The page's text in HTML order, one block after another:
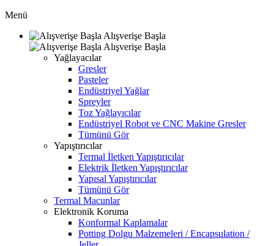
Menü
Alışverişe Başla
Alışverişe Başla
Yağlayacılar
Gresler
Pasteler
Endüstriyel Yağlar
Spreyler
Toz Yağlayıcılar
Endüstriyel Robot ve CNC Makine Gresler
Tümünü Gör
Yapıştırıcılar
Termal İletken Yapıştırıcılar
Elektrik İletken Yapıştırıcılar
Yapısal Yapıştırıcılar
Tümünü Gör
Termal Macunlar
Elektronik Koruma
Konformal Kaplamalar
Potting Dolgu Malzemeleri / Encapsulation /